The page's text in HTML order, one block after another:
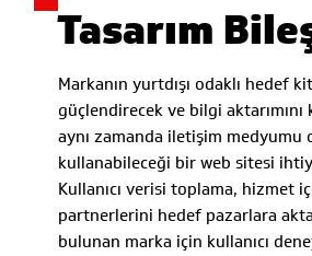
Tasarım
Markanın yurtdışı odaklı hedef
güçlendirecek ve bilgi aktarımını
aynı zamanda iletişim medyumu
kullanabileceği bir web sitesi
Kullanıcı verisi toplama, hizmet
partnerlerini hedef pazarlara
bulunan marka için kullanıcı